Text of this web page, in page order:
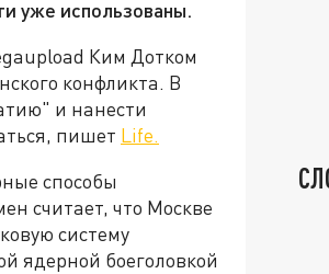
уже использованы.
Ким Дотком
конфликта. В
и нанести
пишет Life.
способы
считает, что Москве
систему
ядерной боеголовкой